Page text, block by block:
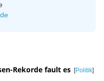
Rekorde fault es [Politik]